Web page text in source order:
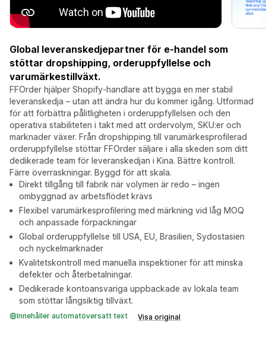
Global leveranskedjepartner för e-handel som
stöttar dropshipping, orderuppfyllelse och
varumärkestillväxt.
FFOrder hjälper Shopify-handlare att bygga en mer stabil
leveranskedja – utan att ändra hur du kommer igång. Utformad
för att förbättra pålitligheten i orderuppfyllelsen och den
operativa stabiliteten i takt med att ordervolym, SKU:er och
marknader växer. Från dropshipping till varumärkesprofilerad
orderuppfyllelse stöttar FFOrder säljare i alla skeden som ditt
dedikerade team för leveranskedjan i Kina. Bättre kontroll.
Färre överraskningar. Byggd för att skala.
Direkt tillgång till fabrik när volymen är redo – ingen
ombyggnad av arbetsflödet krävs
Flexibel varumärkesprofilering med märkning vid låg MOQ
och anpassade förpackningar
Global orderuppfyllelse till USA, EU, Brasilien, Sydostasien
och nyckelmarknader
Kvalitetskontroll med manuella inspektioner för att minska
defekter och återbetalningar.
Dedikerade kontoansvariga uppbackade av lokala team
som stöttar långsiktig tillväxt.
Innehåller automatöversatt text Visa original